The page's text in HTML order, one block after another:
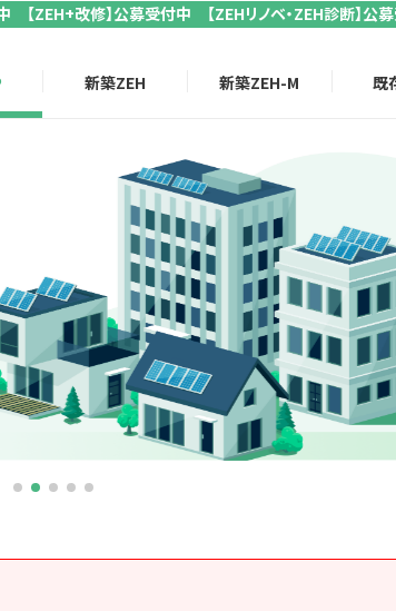
【ZEH+改修】公募受付中 【ZEHリノベ・ZEH診断】公
新築ZEH 新築ZEH-M 既
＋化等支援事業
助事業です。